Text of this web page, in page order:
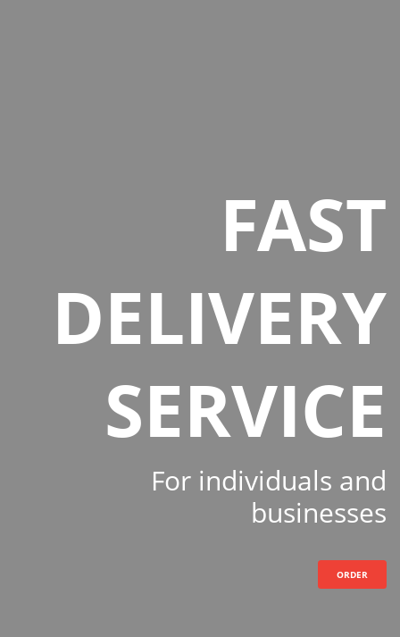
FAST
DELIVERY
SERVICE
For individuals and
businesses
ORDER